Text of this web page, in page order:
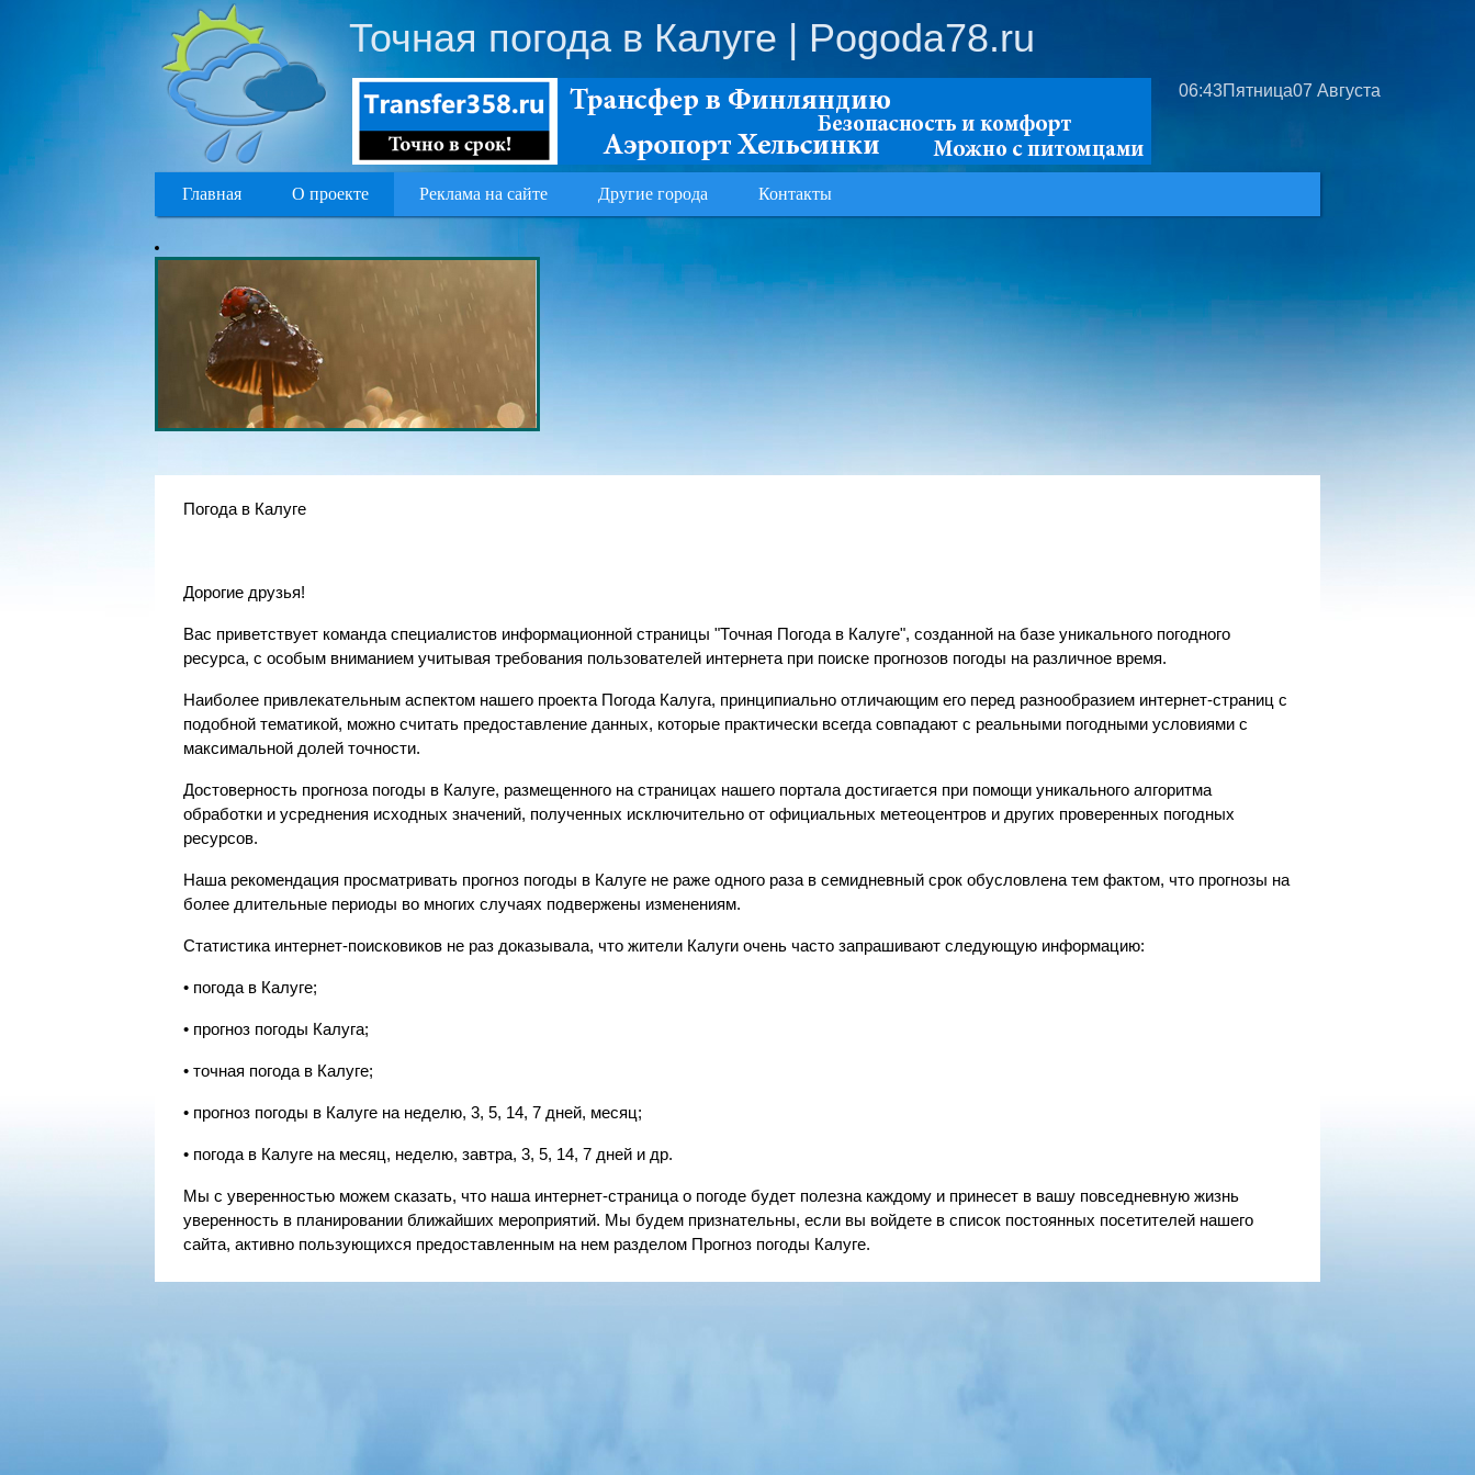
Точная погода в Калуге | Pogoda78.ru
06:43Пятница07 Августа
Главная О проекте Реклама на сайте Другие города Контакты
Погода в Калуге
Дорогие друзья!
Вас приветствует команда специалистов информационной страницы "Точная Погода в Калуге", созданной на базе уникального погодного
ресурса, с особым вниманием учитывая требования пользователей интернета при поиске прогнозов погоды на различное время.
Наиболее привлекательным аспектом нашего проекта Погода Калуга, принципиально отличающим его перед разнообразием интернет-страниц с
подобной тематикой, можно считать предоставление данных, которые практически всегда совпадают с реальными погодными условиями с
максимальной долей точности.
Достоверность прогноза погоды в Калуге, размещенного на страницах нашего портала достигается при помощи уникального алгоритма
обработки и усреднения исходных значений, полученных исключительно от официальных метеоцентров и других проверенных погодных
ресурсов.
Наша рекомендация просматривать прогноз погоды в Калуге не раже одного раза в семидневный срок обусловлена тем фактом, что прогнозы на
более длительные периоды во многих случаях подвержены изменениям.
Статистика интернет-поисковиков не раз доказывала, что жители Калуги очень часто запрашивают следующую информацию:
• погода в Калуге;
• прогноз погоды Калуга;
• точная погода в Калуге;
• прогноз погоды в Калуге на неделю, 3, 5, 14, 7 дней, месяц;
• погода в Калуге на месяц, неделю, завтра, 3, 5, 14, 7 дней и др.
Мы с уверенностью можем сказать, что наша интернет-страница о погоде будет полезна каждому и принесет в вашу повседневную жизнь
уверенность в планировании ближайших мероприятий. Мы будем признательны, если вы войдете в список постоянных посетителей нашего
сайта, активно пользующихся предоставленным на нем разделом Прогноз погоды Калуге.